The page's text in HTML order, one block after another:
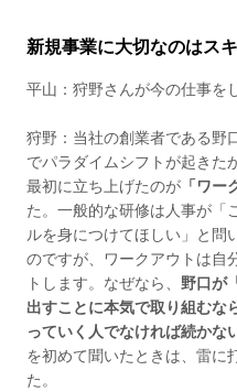
新規事業に大切なのはス
平山：狩野さんが今の仕事を
狩野：当社の創業者である野
でパラダイムシフトが起きた
最初に立ち上げたのが 「ワ
た。一般的な研修は人事が「
ルを身につけてほしい」と問
のですが、ワークアウトは自
トします。なぜなら、 野口が
出すことに本気で取り組むな
っていく人でなければ続かな
を初めて聞いたときは、雷に
た。